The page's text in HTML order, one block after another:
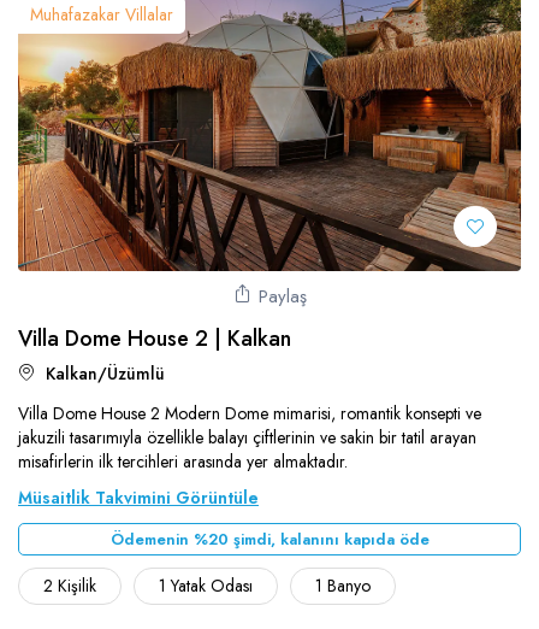
Muhafazakar Villalar
Paylaş
Villa Dome House 2 | Kalkan
Kalkan/Üzümlü
Villa Dome House 2 Modern Dome mimarisi, romantik konsepti ve
jakuzili tasarımıyla özellikle balayı çiftlerinin ve sakin bir tatil arayan
misafirlerin ilk tercihleri arasında yer almaktadır.
Müsaitlik Takvimini Görüntüle
Ödemenin %20 şimdi, kalanını kapıda öde
2 Kişilik 1 Yatak Odası 1 Banyo